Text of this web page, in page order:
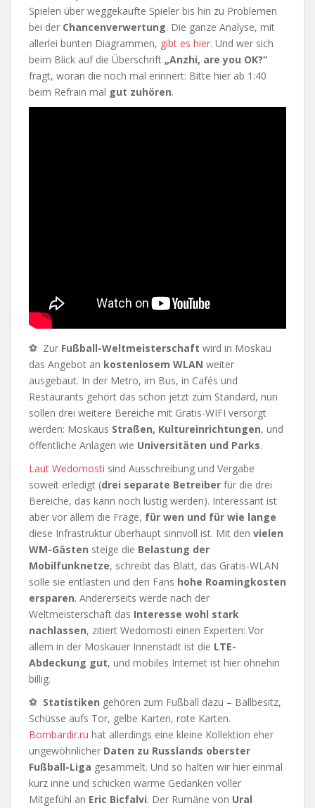
Spielen über weggekaufte Spieler bis hin zu Problemen
bei der Chancenverwertung. Die ganze Analyse, mit
allerlei bunten Diagrammen, gibt es hier. Und wer sich
beim Blick auf die Überschrift „Anzhi, are you OK?“
fragt, woran die noch mal erinnert: Bitte hier ab 1:40
beim Refrain mal gut zuhören.
⚽ Zur Fußball-Weltmeisterschaft wird in Moskau
das Angebot an kostenlosem WLAN weiter
ausgebaut. In der Metro, im Bus, in Cafés und
Restaurants gehört das schon jetzt zum Standard, nun
sollen drei weitere Bereiche mit Gratis-WIFI versorgt
werden: Moskaus Straßen, Kultureinrichtungen, und
öffentliche Anlagen wie Universitäten und Parks.
Laut Wedomosti sind Ausschreibung und Vergabe
soweit erledigt (drei separate Betreiber für die drei
Bereiche, das kann noch lustig werden). Interessant ist
aber vor allem die Frage, für wen und für wie lange
diese Infrastruktur überhaupt sinnvoll ist. Mit den vielen
WM-Gästen steige die Belastung der
Mobilfunknetze, schreibt das Blatt, das Gratis-WLAN
solle sie entlasten und den Fans hohe Roamingkosten
ersparen. Andererseits werde nach der
Weltmeisterschaft das Interesse wohl stark
nachlassen, zitiert Wedomosti einen Experten: Vor
allem in der Moskauer Innenstadt ist die LTE-
Abdeckung gut, und mobiles Internet ist hier ohnehin
billig.
⚽ Statistiken gehören zum Fußball dazu – Ballbesitz,
Schüsse aufs Tor, gelbe Karten, rote Karten.
Bombardir.ru hat allerdings eine kleine Kollektion eher
ungewöhnlicher Daten zu Russlands oberster
Fußball-Liga gesammelt. Und so halten wir hier einmal
kurz inne und schicken warme Gedanken voller
Mitgefühl an Eric Bicfalvi. Der Rumäne von Ural